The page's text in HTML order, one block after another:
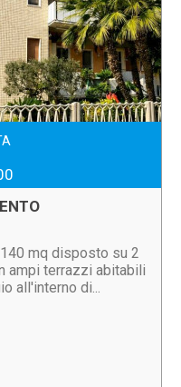
mq disposto su 2
ampi terrazzi abitabili
all'interno di...